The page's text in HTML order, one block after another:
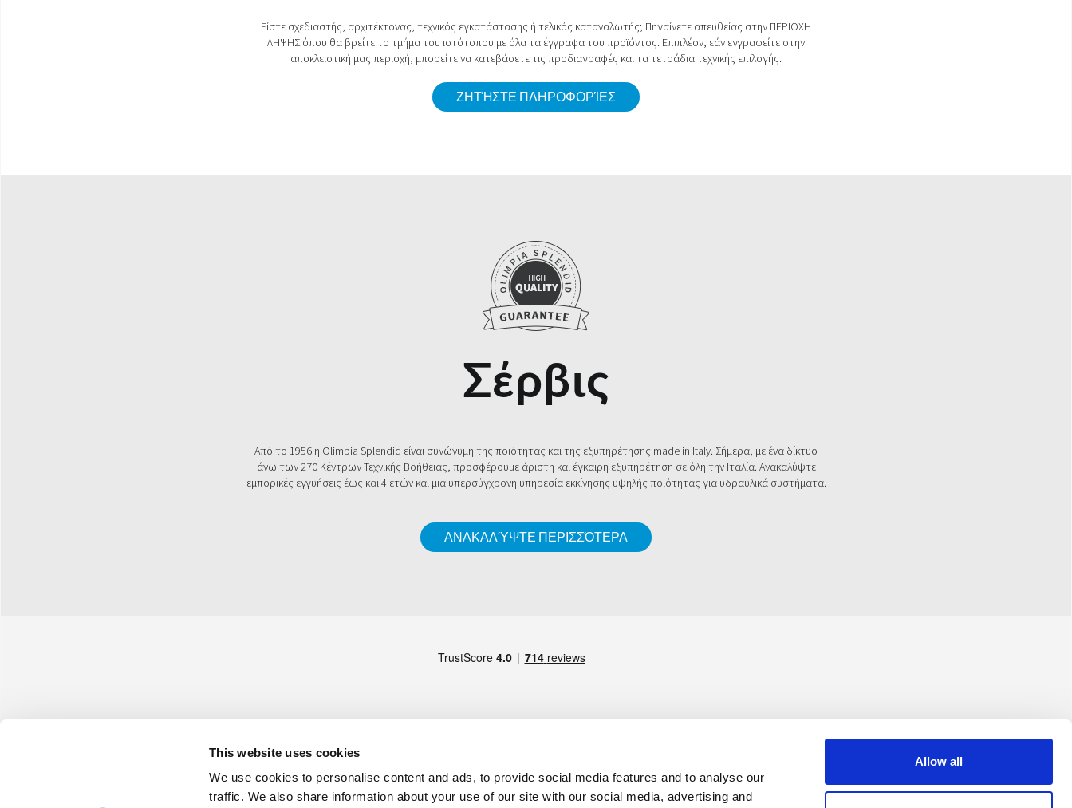
This website uses cookies
We use cookies to personalise content and ads, to provide social media features and to analyse our
traffic. We also share information about your use of our site with our social media, advertising and
Allow all
Είστε σχεδιαστής, αρχιτέκτονας, τεχνικός εγκατάστασης ή τελικός καταναλωτής; Πηγαίνετε απευθείας στην ΠΕΡΙΟΧΗ
ΛΗΨΗΣ όπου θα βρείτε το τμήμα του ιστότοπου με όλα τα έγγραφα του προϊόντος. Επιπλέον, εάν εγγραφείτε στην
αποκλειστική μας περιοχή, μπορείτε να κατεβάσετε τις προδιαγραφές και τα τετράδια τεχνικής επιλογής.
ΖΗΤΉΣΤΕ ΠΛΗΡΟΦΟΡΊΕΣ
Σέρβις
Από το 1956 η Olimpia Splendid είναι συνώνυμη της ποιότητας και της εξυπηρέτησης made in Italy. Σήμερα, με ένα δίκτυο
άνω των 270 Κέντρων Τεχνικής Βοήθειας, προσφέρουμε άριστη και έγκαιρη εξυπηρέτηση σε όλη την Ιταλία. Ανακαλύψτε
εμπορικές εγγυήσεις έως και 4 ετών και μια υπερσύγχρονη υπηρεσία εκκίνησης υψηλής ποιότητας για υδραυλικά συστήματα.
ΑΝΑΚΑΛΎΨΤΕ ΠΕΡΙΣΣΌΤΕΡΑ
Via Industriale 1/3 25060 Cellatica (BS), Italy -Maps
Via Industriale 1/3 25060 Cellatica (BS), Italy -
Κέντρο Αποθήκευσης και Διανομής:Via XXV Aprile, 46, 42044 Gualtieri (RE), Italy -Maps
ΜΈΛΟΣ ΤΗΣ